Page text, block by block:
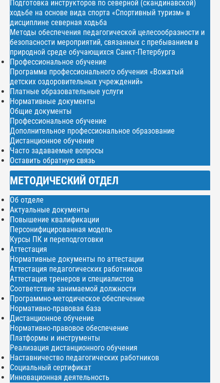
Подготовка инструкторов по северной (скандинавской)
ходьбе на основе вида спорта «Спортивный туризм» в
дисциплине северная ходьба
Методы обеспечения педагогической целесообразности и
безопасности мероприятий, связанных с пребыванием в
природной среде обучающихся Санкт-Петербурга
Профессиональное обучение
Программа профессионального обучения «Вожатый
детских оздоровительных учреждений»
Платные образовательные услуги
Нормативные документы
Общие документы
Профессиональное обучение
Дополнительное профессиональное образование
Дистанционное обучение
Часто задаваемые вопросы
Оставить обратную связь
МЕТОДИЧЕСКИЙ ОТДЕЛ
Об отделе
Актуальные документы
Повышение квалификации
Персонифицированная модель
Курсы ПК и переподготовки
Аттестация
Нормативные документы по аттестации
Аттестация педагогических работников
Аттестация тренеров и специалистов
Соответствие занимаемой должности
Программно-методическое обеспечение
Нормативно-правовая база
Дистанционное обучение
Нормативно-правовое обеспечение
Платформы и инструменты
Реализация дистанционного обучения
Наставничество педагогических работников
Социальный сертификат
Инновационная деятельность